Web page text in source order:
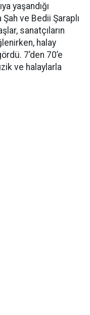
yaşandığı
ve Bedii Şaraplı
sanatçıların
halay
7’den 70’e
ve halaylarla